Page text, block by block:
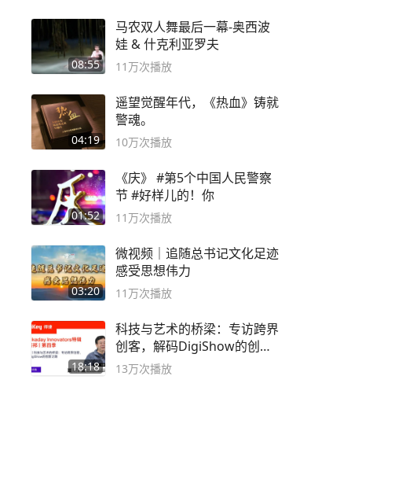
08:55
马农双人舞最后一幕-奥西波
娃 & 什克利亚罗夫
11万次播放
04:19
遥望觉醒年代，《热血》铸就
警魂。
10万次播放
01:52
《庆》 #第5个中国人民警察
节 #好样儿的！你
11万次播放
03:20
微视频｜追随总书记文化足迹
感受思想伟力
11万次播放
18:18
科技与艺术的桥梁：专访跨界
创客，解码DigiShow的创新
之路
13万次播放